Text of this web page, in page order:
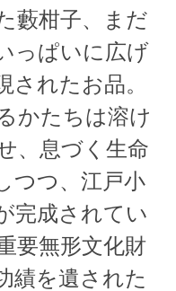
藪柑子、まだ
っぱいに広げ
されたお品。
かたちは溶け
、息づく生命
つつ、江戸小
完成されてい
要無形文化財
績を遺された